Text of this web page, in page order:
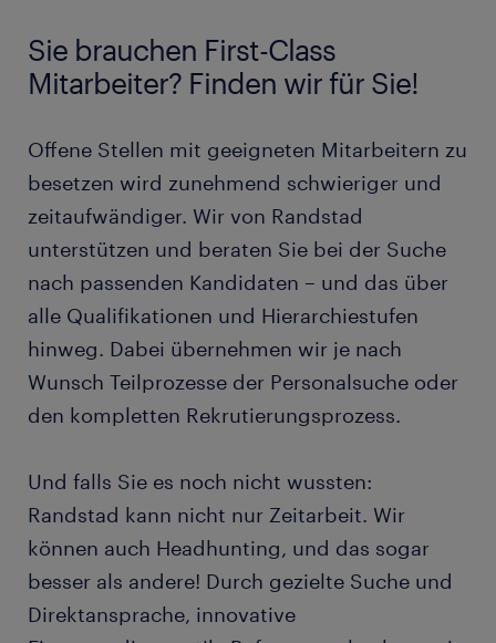
Sie brauchen First-Class
Mitarbeiter? Finden wir für Sie!
Offene Stellen mit geeigneten Mitarbeitern zu
besetzen wird zunehmend schwieriger und
zeitaufwändiger. Wir von Randstad
unterstützen und beraten Sie bei der Suche
nach passenden Kandidaten – und das über
alle Qualifikationen und Hierarchiestufen
hinweg. Dabei übernehmen wir je nach
Wunsch Teilprozesse der Personalsuche oder
den kompletten Rekrutierungsprozess.
Und falls Sie es noch nicht wussten:
Randstad kann nicht nur Zeitarbeit. Wir
können auch Headhunting, und das sogar
besser als andere! Durch gezielte Suche und
Direktansprache, innovative